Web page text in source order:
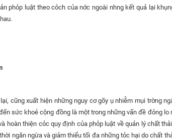
phỏp luật theo cỏch của nớc ngoài nhng kết quả lại
cũng xuất hiện những nguy cơ gõy ụ nhiễm mụi trờng
sức khoẻ cộng đồng là một trong những vấn đề đỏng
hoàn thiện cỏc quy định của phỏp luật về quản lý chất
ngăn ngừa và giảm thiểu tối đa những tỏc hại do chất